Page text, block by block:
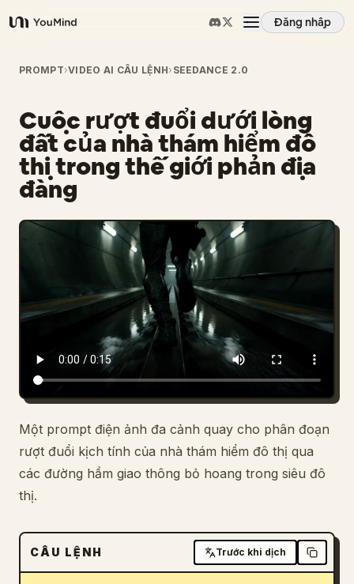
YouMind
Đăng nhập
Tổng quan
Các trường hợp sử dụng
Kỹ năng
Lời nhắc
Tải xuống
Blog
Cập nhật
PROMPT›VIDEO AI CÂU LỆNH› SEEDANCE 2.0
Cuộc rượt đuổi dưới lòng
đất của nhà thám hiểm đô
thị trong thế giới phản địa
đàng
Một prompt điện ảnh đa cảnh quay cho phân đoạn
rượt đuổi kịch tính của nhà thám hiểm đô thị qua
các đường hầm giao thông bỏ hoang trong siêu đô
thị.
CÂU LỆNH Trước khi dịch